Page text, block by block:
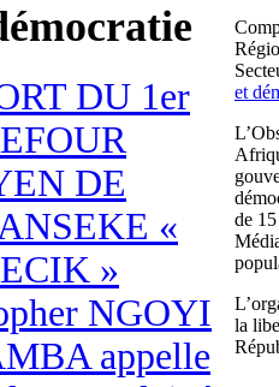
DU 1er
DE
«
»
NGOYI
appelle
et
de
la